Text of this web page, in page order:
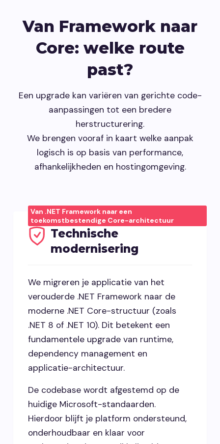
Van Framework naar
Core: welke route
past?
Een upgrade kan variëren van gerichte code-
aanpassingen tot een bredere
herstructurering.
We brengen vooraf in kaart welke aanpak
logisch is op basis van performance,
afhankelijkheden en hostingomgeving.
Technische
modernisering
Van .NET Framework naar een
toekomstbestendige Core-architectuur
We migreren je applicatie van het
verouderde .NET Framework naar de
moderne .NET Core-structuur (zoals
.NET 8 of .NET 10). Dit betekent een
fundamentele upgrade van runtime,
dependency management en
applicatie-architectuur.
De codebase wordt afgestemd op de
huidige Microsoft-standaarden.
Hierdoor blijft je platform ondersteund,
onderhoudbaar en klaar voor